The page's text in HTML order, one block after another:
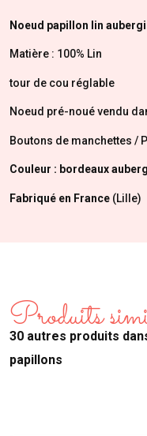
Noeud papillon lin
Matière : 100% Lin
tour de cou réglable
Noeud pré-noué vendu
Boutons de manchettes /
Couleur : bordeaux
Fabriqué en France (Lille)
Produits
30 autres produits
papillons